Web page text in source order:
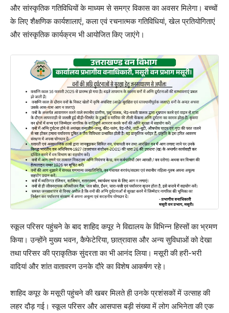
और सांस्कृतिक गतिविधियों के माध्यम से समग्र विकास का अवसर मिलेगा। बच्चों
के लिए शैक्षणिक कार्यशालाएं, कला एवं रचनात्मक गतिविधियां, खेल प्रतियोगिताएं
और सांस्कृतिक कार्यक्रम भी आयोजित किए जाएंगे।
स्कूल परिसर पहुंचने के बाद शाहिद कपूर ने विद्यालय के विभिन्न हिस्सों का भ्रमण
किया। उन्होंने मुख्य भवन, कैफेटेरिया, छात्रावास और अन्य सुविधाओं को देखा
तथा परिसर की प्राकृतिक सुंदरता का भी आनंद लिया। मसूरी की हरी-भरी
वादियां और शांत वातावरण उनके दौरे का विशेष आकर्षण रहे।
शाहिद कपूर के मसूरी पहुंचने की खबर मिलते ही उनके प्रशंसकों में उत्साह की
लहर दौड़ गई। स्कूल परिसर और आसपास बड़ी संख्या में लोग अभिनेता की एक